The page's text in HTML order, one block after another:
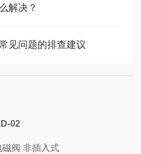
解决？
见问题的排查建议
02
磁阀 非插入式